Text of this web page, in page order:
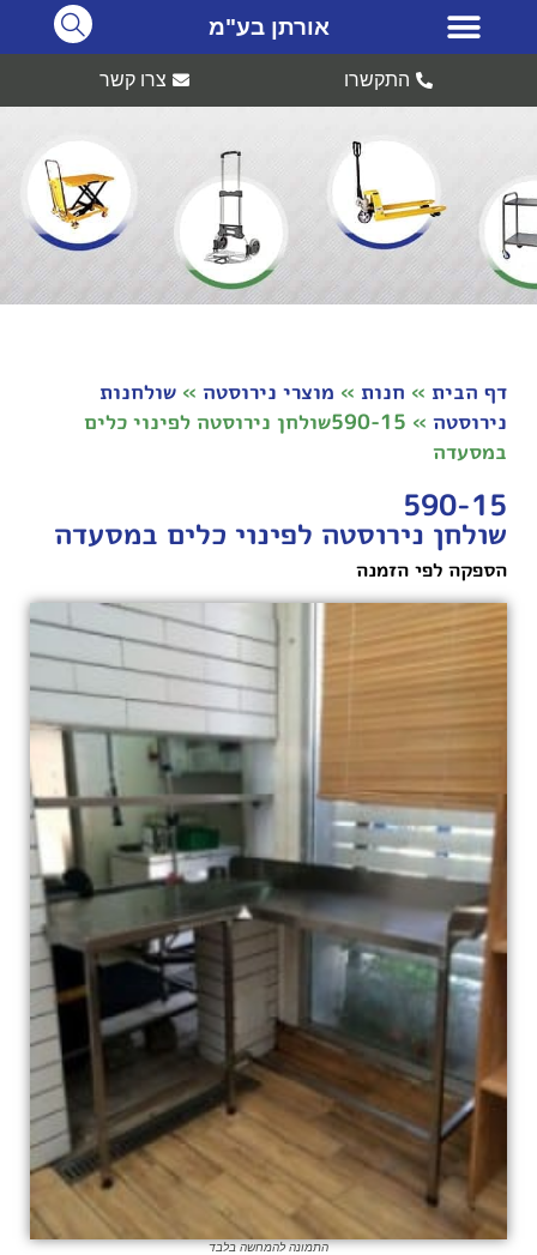
אורתן בע"מ
התקשרו צרו קשר
דף הבית » חנות » מוצרי נירוסטה » שולחנות
נירוסטה »
590-15שולחן נירוסטה לפינוי כלים
במסעדה
590-15
שולחן נירוסטה לפינוי כלים במסעדה
הספקה לפי הזמנה
התמונה להמחשה בלבד